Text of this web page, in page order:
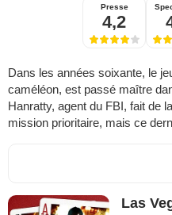
Presse
4,2
Dans les années soixante, le
caméléon, est passé maître
Hanratty, agent du FBI, fait de
mission prioritaire, mais ce
Las